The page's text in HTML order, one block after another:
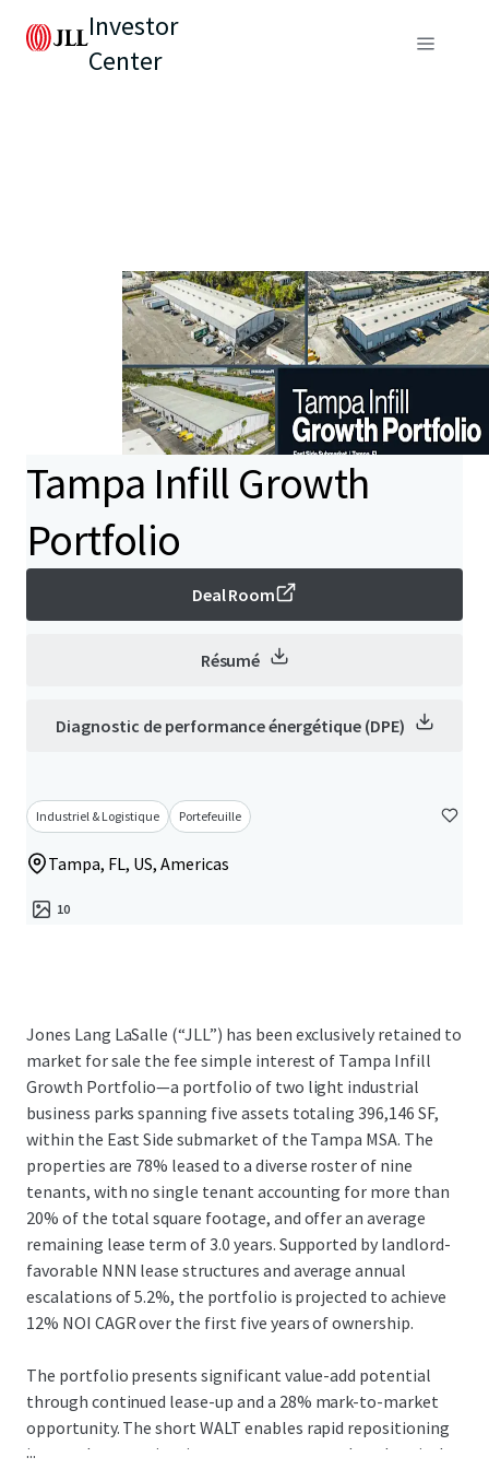
Investor
Center
Tampa Infill Growth
Portfolio
Deal Room
Résumé
Diagnostic de performance énergétique (DPE)
Industriel & Logistique Portefeuille
Tampa, FL, US, Americas
10
Jones Lang LaSalle (“JLL”) has been exclusively retained to
market for sale the fee simple interest of Tampa Infill
Growth Portfolio—a portfolio of two light industrial
business parks spanning five assets totaling 396,146 SF,
within the East Side submarket of the Tampa MSA. The
properties are 78% leased to a diverse roster of nine
tenants, with no single tenant accounting for more than
20% of the total square footage, and offer an average
remaining lease term of 3.0 years. Supported by landlord-
favorable NNN lease structures and average annual
escalations of 5.2%, the portfolio is projected to achieve
12% NOI CAGR over the first five years of ownership.
The portfolio presents significant value-add potential
through continued lease-up and a 28% mark-to-market
opportunity. The short WALT enables rapid repositioning
in a market experiencing strong rent growth and capital
...